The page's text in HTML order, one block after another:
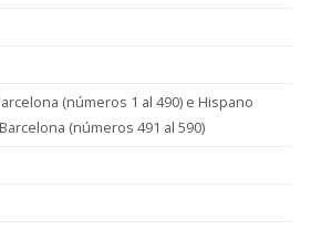
(números 1 al 490) e Hispano
(números 491 al 590)